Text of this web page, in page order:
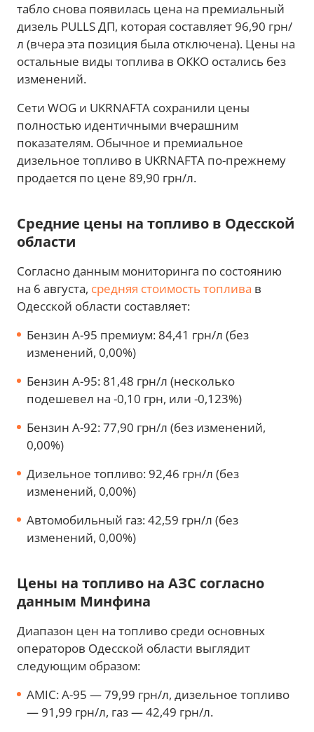
табло снова появилась цена на премиальный
дизель PULLS ДП, которая составляет 96,90 грн/
л (вчера эта позиция была отключена). Цены на
остальные виды топлива в ОККО остались без
изменений.
Сети WOG и UKRNAFTA сохранили цены
полностью идентичными вчерашним
показателям. Обычное и премиальное
дизельное топливо в UKRNAFTA по-прежнему
продается по цене 89,90 грн/л.
Средние цены на топливо в Одесской
области
Согласно данным мониторинга по состоянию
на 6 августа, средняя стоимость топлива в
Одесской области составляет:
Бензин А-95 премиум: 84,41 грн/л (без
изменений, 0,00%)
Бензин А-95: 81,48 грн/л (несколько
подешевел на -0,10 грн, или -0,123%)
Бензин А-92: 77,90 грн/л (без изменений,
0,00%)
Дизельное топливо: 92,46 грн/л (без
изменений, 0,00%)
Автомобильный газ: 42,59 грн/л (без
изменений, 0,00%)
Цены на топливо на АЗС согласно
данным Минфина
Диапазон цен на топливо среди основных
операторов Одесской области выглядит
следующим образом:
AMIC: А-95 — 79,99 грн/л, дизельное топливо
— 91,99 грн/л, газ — 42,49 грн/л.